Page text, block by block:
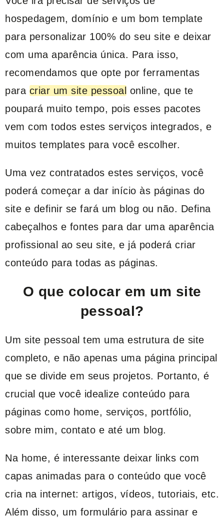
hospedagem, domínio e um bom template
para personalizar 100% do seu site e deixar
com uma aparência única. Para isso,
recomendamos que opte por ferramentas
para criar um site pessoal online, que te
poupará muito tempo, pois esses pacotes
vem com todos estes serviços integrados, e
muitos templates para você escolher.
Uma vez contratados estes serviços, você
poderá começar a dar início às páginas do
site e definir se fará um blog ou não. Defina
cabeçalhos e fontes para dar uma aparência
profissional ao seu site, e já poderá criar
conteúdo para todas as páginas.
O que colocar em um site
pessoal?
Um site pessoal tem uma estrutura de site
completo, e não apenas uma página principal
que se divide em seus projetos. Portanto, é
crucial que você idealize conteúdo para
páginas como home, serviços, portfólio,
sobre mim, contato e até um blog.
Na home, é interessante deixar links com
capas animadas para o conteúdo que você
cria na internet: artigos, vídeos, tutoriais, etc.
Além disso, um formulário para assinar e